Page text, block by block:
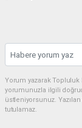
Yorum yazarak Topluluk
yorumunuzla ilgili
üstleniyorsunuz.
tutulamaz.